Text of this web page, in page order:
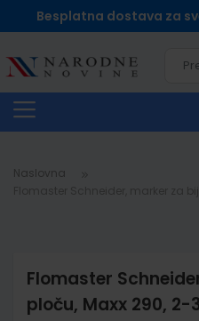
Besplatna dostava za
Naslovna
Flomaster
ploču, Maxx 290, 2-